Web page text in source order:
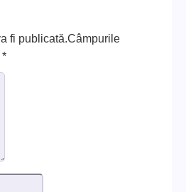
fi publicată.Câmpurile
*